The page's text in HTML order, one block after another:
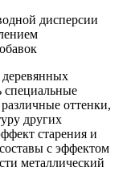
дисперсии
деревянных
специальные
оттенки,
других
старения и
с эффектом
металлический